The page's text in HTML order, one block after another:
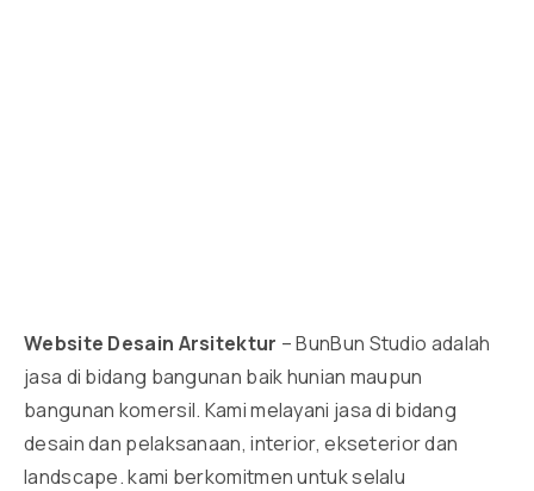
Website Desain Arsitektur – BunBun Studio adalah
jasa di bidang bangunan baik hunian maupun
bangunan komersil. Kami melayani jasa di bidang
desain dan pelaksanaan, interior, ekseterior dan
landscape. kami berkomitmen untuk selalu